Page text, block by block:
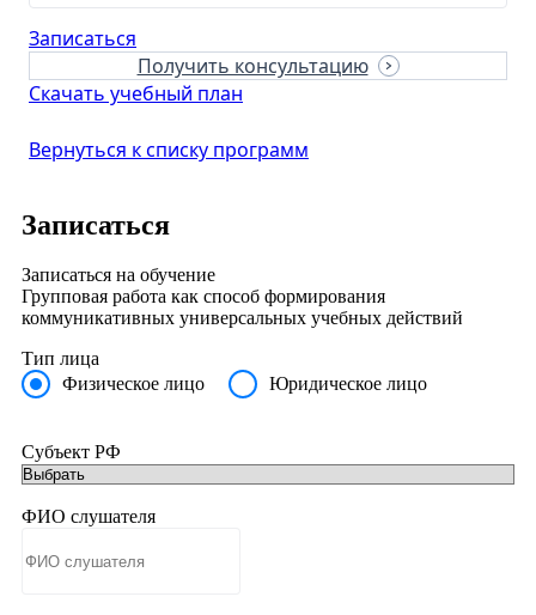
Записаться
Получить консультацию
Скачать учебный план
Вернуться к списку программ
Записаться
Записаться на обучение
Групповая работа как способ формирования
коммуникативных универсальных учебных действий
Тип лица
Физическое лицо
Юридическое лицо
Субъект РФ
ФИО слушателя